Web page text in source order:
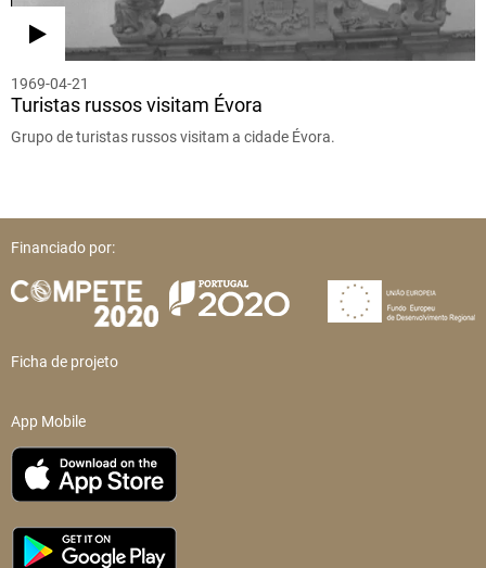
1969-04-21
Turistas russos visitam Évora
Grupo de turistas russos visitam a cidade Évora.
Financiado por:
Ficha de projeto
App Mobile